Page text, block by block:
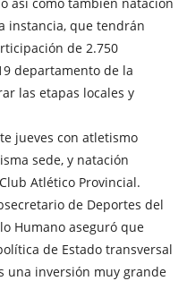
instancia, que tendrán
de 2.750
departamento de la
las etapas locales y
jueves con atletismo
sede, y natación
Atlético Provincial.
de Deportes del
Humano aseguró que
de Estado transversal
una inversión muy grande